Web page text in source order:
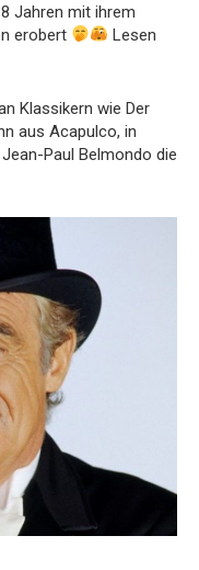
Jahren mit ihrem
erobert
Lesen
Klassikern wie Der
aus Acapulco, in
Paul Belmondo die